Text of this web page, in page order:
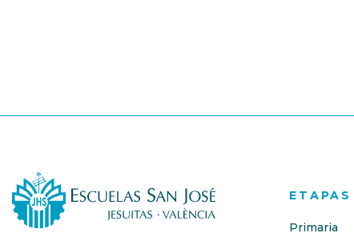
ETAPAS
Primaria